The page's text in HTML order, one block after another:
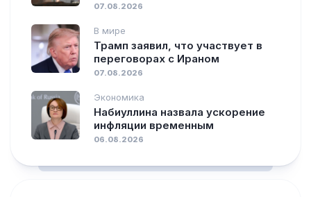
07.08.2026
В мире
Трамп заявил, что участвует в
переговорах с Ираном
07.08.2026
Экономика
Набиуллина назвала ускорение
инфляции временным
06.08.2026